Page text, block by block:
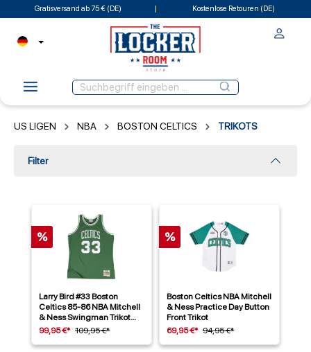
Gratisversand ab 75 € (DE) Kostenlose Retouren (DE)
US LIGEN NBA BOSTON CELTICS TRIKOTS
Filter
%
Larry Bird #33 Boston
Celtics 85-86 NBA Mitchell
& Ness Swingman Trikot
Grün
99,95 €* 109,95 €*
%
Boston Celtics NBA Mitchell
& Ness Practice Day Button
Front Trikot
69,95 €* 94,95 €*